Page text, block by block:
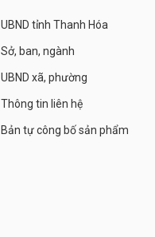
UBND tỉnh Thanh Hóa
Sở, ban, ngành
UBND xã, phường
Thông tin liên hệ
Bản tự công bố sản phẩm